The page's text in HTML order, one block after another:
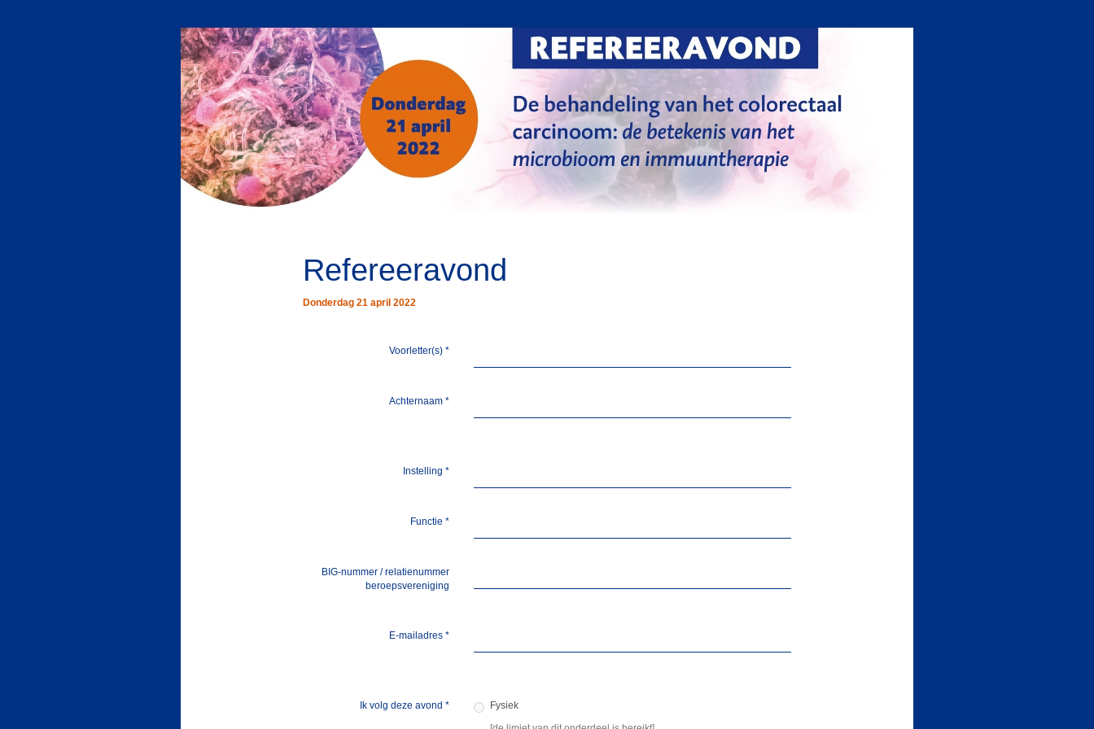
Refereeravond
Donderdag 21 april 2022
Voorletter(s) *
Achternaam *
Instelling *
Functie *
BIG-nummer / relatienummer
beroepsvereniging
E-mailadres *
Ik volg deze avond *
Fysiek